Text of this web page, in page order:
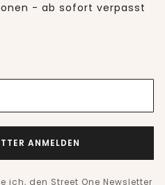
- ab sofort verpasst
ANMELDEN
den Street One Newsletter